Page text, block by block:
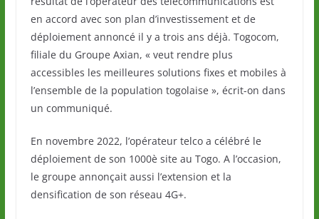
en accord avec son plan d’investissement et de
déploiement annoncé il y a trois ans déjà. Togocom,
filiale du Groupe Axian, « veut rendre plus
accessibles les meilleures solutions fixes et mobiles à
l’ensemble de la population togolaise », écrit-on dans
un communiqué.
En novembre 2022, l’opérateur telco a célébré le
déploiement de son 1000è site au Togo. A l’occasion,
le groupe annonçait aussi l’extension et la
densification de son réseau 4G+.